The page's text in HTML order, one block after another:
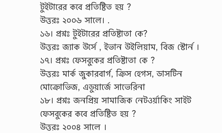
টুইটারের কবে প্রতিষ্টিত হয় ?
উত্তরঃ ২০০৬ সালে। .
১৬। প্রশ্নঃ টুইটারের প্রতিষ্টাতা কে?
উত্তরঃ জ্যাক উর্সে , ইভান উইলিয়াম, বিজ স্টোর্ন ।
১৭। প্রশ্নঃ ফেসবুকের প্রতিষ্টাতা কে ?
উত্তরঃ মার্ক জুকারবার্গ, ক্রিস হেগস, ডাসটিন
মোক্রোভিজ, এডুয়ার্জে সাভেরিনা
১৮। প্রশ্নঃ জনপ্রিয় সামাজিক নেটওর্য়াকিং সাইট
ফেসবুকের কবে প্রতিষ্টিত হয় ?
উত্তরঃ ২০০৪ সালে ।